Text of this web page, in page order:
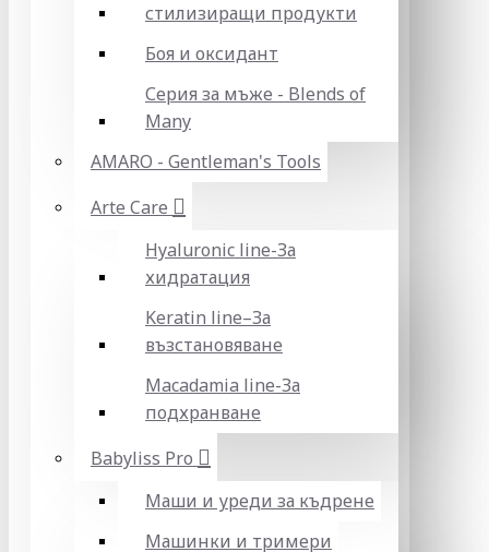
стилизиращи продукти
Боя и оксидант
Серия за мъже - Blends of
Many
AMARO - Gentleman's Tools
Arte Care
Hyaluronic line-За
хидратация
Keratin line–За
възстановяване
Macadamia line-За
подхранване
Babyliss Pro
Маши и уреди за къдрене
Машинки и тримери